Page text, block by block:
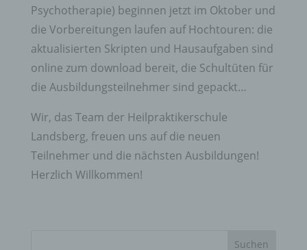
Psychotherapie) beginnen jetzt im Oktober und
die Vorbereitungen laufen auf Hochtouren: die
aktualisierten Skripten und Hausaufgaben sind
online zum download bereit, die Schultüten für
die Ausbildungsteilnehmer sind gepackt…
Wir, das Team der Heilpraktikerschule
Landsberg, freuen uns auf die neuen
Teilnehmer und die nächsten Ausbildungen!
Herzlich Willkommen!